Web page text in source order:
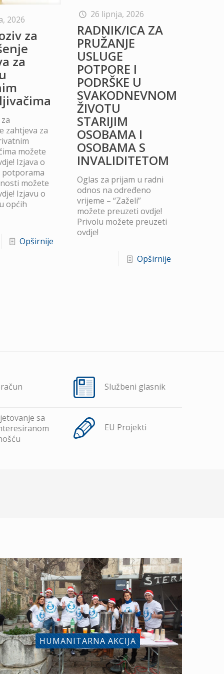
2026
za
za
zahtjeva za
možete
Izjava o
možete
Izjavu o
općih
Opširnije
26 lipnja, 2026
RADNIK/ICA ZA
PRUŽANJE
USLUGE
POTPORE I
PODRŠKE U
SVAKODNEVNOM
ŽIVOTU
STARIJIM
OSOBAMA I
OSOBAMA S
INVALIDITETOM
Oglas za prijam u radni
odnos na određeno
vrijeme – “Zaželi”
možete preuzeti ovdje!
Privolu možete preuzeti
ovdje!
Opširnije
Službeni glasnik
sa
EU Projekti
HUMANITARNA AKCIJA